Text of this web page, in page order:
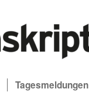
Tagesmeldungen